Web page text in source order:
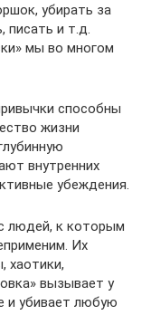
убирать за
писать и т.д.
мы во многом
способны
жизни
внутренних
убеждения.
людей, к которым
Их
хаотики,
вызывает у
и убивает любую